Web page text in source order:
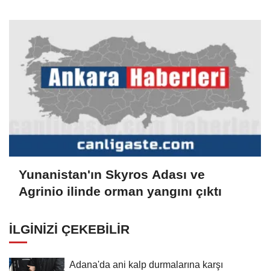
Yunanistan'ın Skyros Adası ve
Agrinio ilinde orman yangını çıktı
İLGINIZI ÇEKEBILIR
Adana'da ani kalp durmalarına karşı